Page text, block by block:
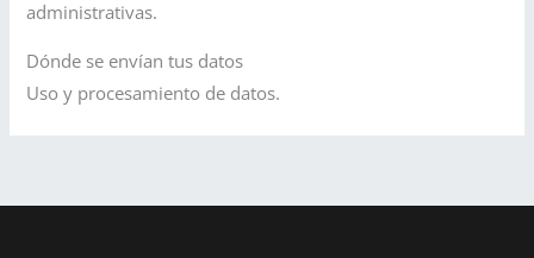
administrativas.
Dónde se envían tus datos
Uso y procesamiento de datos.